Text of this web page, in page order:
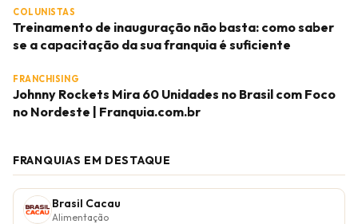
COLUNISTAS
Treinamento de inauguração não basta: como saber
se a capacitação da sua franquia é suficiente
FRANCHISING
Johnny Rockets Mira 60 Unidades no Brasil com Foco
no Nordeste | Franquia.com.br
FRANQUIAS EM DESTAQUE
Brasil Cacau
Alimentação